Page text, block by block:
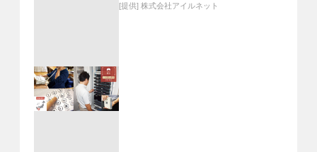
[提供] 株式会社アイルネット